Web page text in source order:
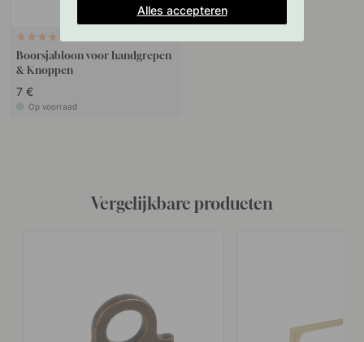
Boorsjabloon voor handgrepen
& Knoppen
7 €
Op voorraad
Vergelijkbare producten
Alles accepteren